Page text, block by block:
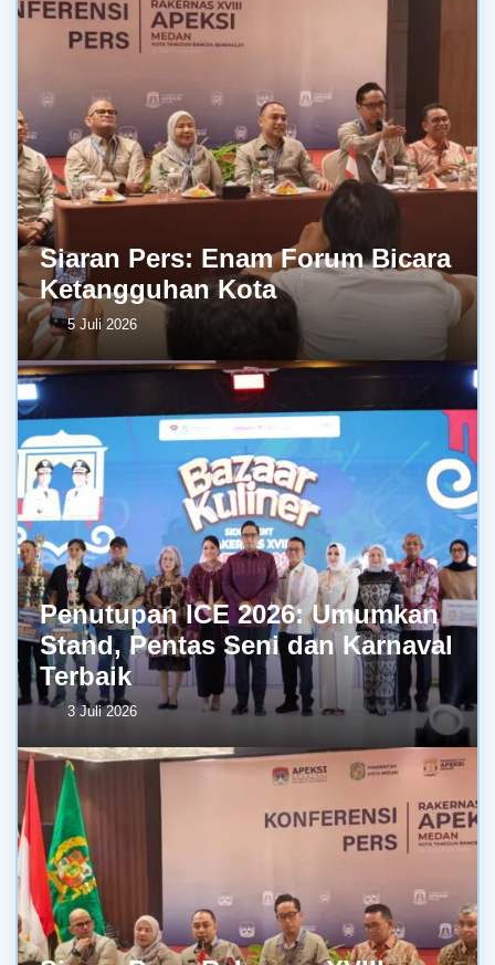
Siaran Pers: Enam Forum Bicara
Ketangguhan Kota
5 Juli 2026
Penutupan ICE 2026: Umumkan
Stand, Pentas Seni dan Karnaval
Terbaik
3 Juli 2026